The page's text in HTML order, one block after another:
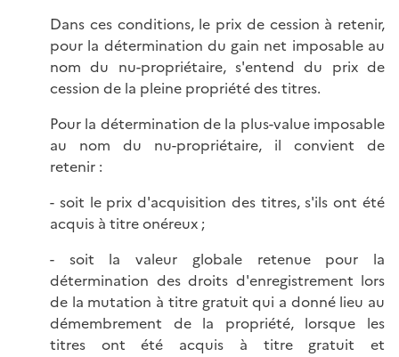
Dans ces conditions, le prix de cession à retenir,
pour la détermination du gain net imposable au
nom du nu-propriétaire, s'entend du prix de
cession de la pleine propriété des titres.
Pour la détermination de la plus-value imposable
au nom du nu-propriétaire, il convient de
retenir :
- soit le prix d'acquisition des titres, s'ils ont été
acquis à titre onéreux ;
- soit la valeur globale retenue pour la
détermination des droits d'enregistrement lors
de la mutation à titre gratuit qui a donné lieu au
démembrement de la propriété, lorsque les
titres ont été acquis à titre gratuit et